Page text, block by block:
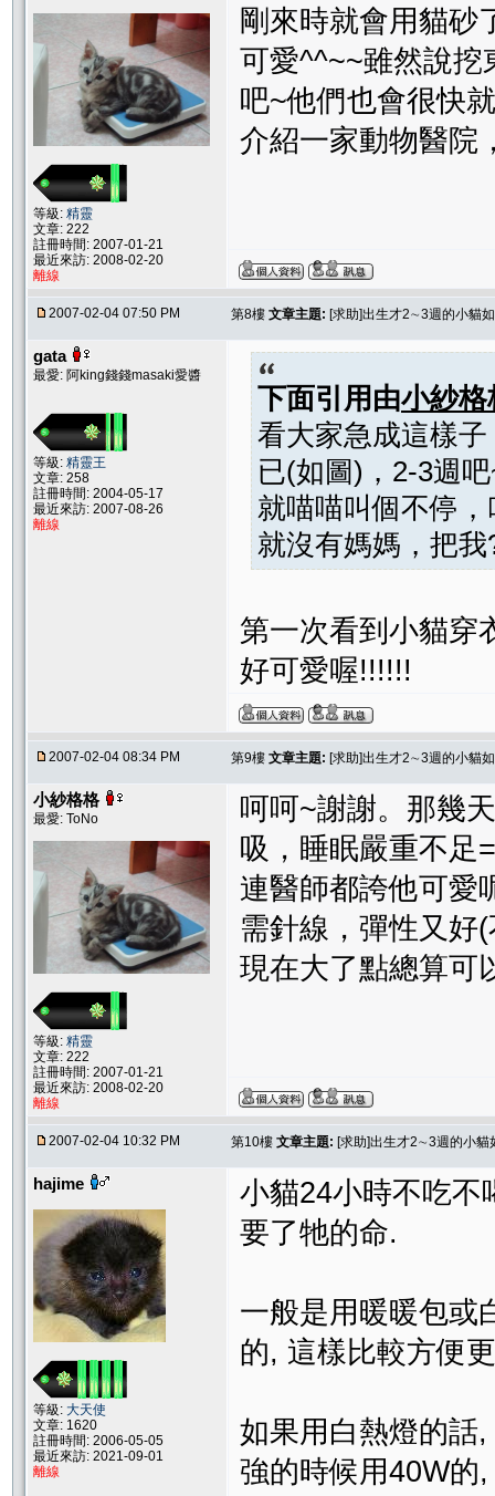
等級: 精靈
文章: 222
註冊時間: 2007-01-21
最近來訪: 2008-02-20
離線
剛來時就會用貓砂
可愛^^~~雖然說挖
吧~他們也會很快
介紹一家動物醫院
2007-02-04 07:50 PM 第8樓 文章主題: [求助]出生才2∼3週的小貓
gata
最愛: 阿king錢錢masaki愛醬
等級: 精靈王
文章: 258
註冊時間: 2004-05-17
最近來訪: 2007-08-26
離線
下面引用由小紗格
看大家急成這樣
已(如圖)，2-3週
就喵喵叫個不停
就沒有媽媽，把我
第一次看到小貓穿
好可愛喔!!!!!!
2007-02-04 08:34 PM 第9樓 文章主題: [求助]出生才2∼3週的小貓
小紗格格
最愛: ToNo
等級: 精靈
文章: 222
註冊時間: 2007-01-21
最近來訪: 2008-02-20
離線
呵呵~謝謝。那幾
吸，睡眠嚴重不足
連醫師都誇他可愛
需針線，彈性又好
現在大了點總算可
2007-02-04 10:32 PM 第10樓 文章主題: [求助]出生才2∼3週的小貓
hajime
等級: 大天使
文章: 1620
註冊時間: 2006-05-05
最近來訪: 2021-09-01
離線
小貓24小時不吃不
要了牠的命.
一般是用暖暖包或
的, 這樣比較方便
如果用白熱燈的話
強的時候用40W的